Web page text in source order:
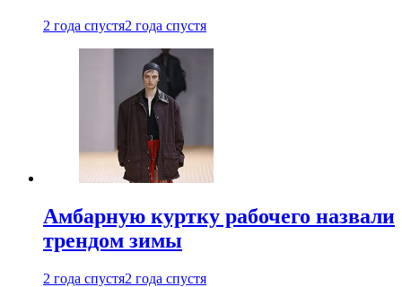
2 года спустя2 года спустя
Амбарную куртку рабочего назвали
трендом зимы
2 года спустя2 года спустя